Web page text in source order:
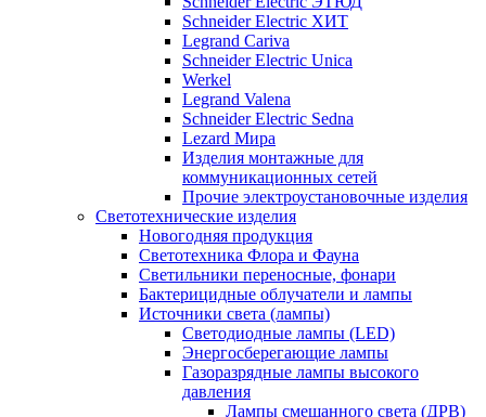
Schneider Electric ХИТ
Legrand Cariva
Schneider Electric Unica
Werkel
Legrand Valena
Schneider Electric Sedna
Lezard Мира
Изделия монтажные для
коммуникационных сетей
Прочие электроустановочные изделия
Светотехнические изделия
Новогодняя продукция
Светотехника Флора и Фауна
Светильники переносные, фонари
Бактерицидные облучатели и лампы
Источники света (лампы)
Светодиодные лампы (LED)
Энергосберегающие лампы
Газоразрядные лампы высокого
давления
Лампы смешанного света (ДРВ)